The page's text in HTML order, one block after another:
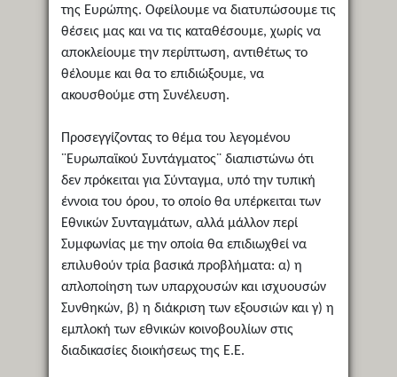
της Ευρώπης. Οφείλουμε να διατυπώσουμε τις
θέσεις μας και να τις καταθέσουμε, χωρίς να
αποκλείουμε την περίπτωση, αντιθέτως το
θέλουμε και θα το επιδιώξουμε, να
ακουσθούμε στη Συνέλευση.
Προσεγγίζοντας το θέμα του λεγομένου
¨Ευρωπαϊκού Συντάγματος¨ διαπιστώνω ότι
δεν πρόκειται για Σύνταγμα, υπό την τυπική
έννοια του όρου, το οποίο θα υπέρκειται των
Εθνικών Συνταγμάτων, αλλά μάλλον περί
Συμφωνίας με την οποία θα επιδιωχθεί να
επιλυθούν τρία βασικά προβλήματα: α) η
απλοποίηση των υπαρχουσών και ισχυουσών
Συνθηκών, β) η διάκριση των εξουσιών και γ) η
εμπλοκή των εθνικών κοινοβουλίων στις
διαδικασίες διοικήσεως της Ε.Ε.